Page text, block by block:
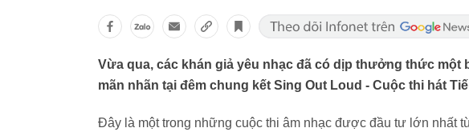
Vừa qua, các khán giả yêu nhạc đã có dịp thưởng thức một
mãn nhãn tại đêm chung kết Sing Out Loud - Cuộc thi hát
Đây là một trong những cuộc thi âm nhạc được đầu tư lớn nhất